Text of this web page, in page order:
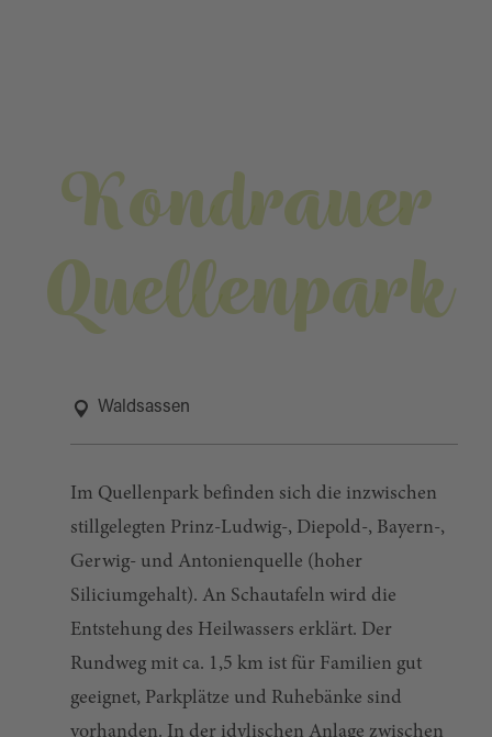
Kondrauer
Quellenpark
Waldsassen
Im Quellenpark befinden sich die inzwischen
stillgelegten Prinz-Ludwig-, Diepold-, Bayern-,
Gerwig- und Antonienquelle (hoher
Siliciumgehalt). An Schautafeln wird die
Entstehung des Heilwassers erklärt. Der
Rundweg mit ca. 1,5 km ist für Familien gut
geeignet, Parkplätze und Ruhebänke sind
vorhanden. In der idylischen Anlage zwischen